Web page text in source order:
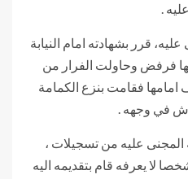
.
قرر بشهادته امام النيابة
فرفض وحاولت الفرار من
امامها فقامت بنزع الكمامة
في وجهه .
عليه من تسجيلات ،
لا يعرفه قام بتقديمه اليه